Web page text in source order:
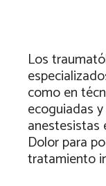
Los
como en
ecoguiadas
anestesistas
Dolor para
tratamiento